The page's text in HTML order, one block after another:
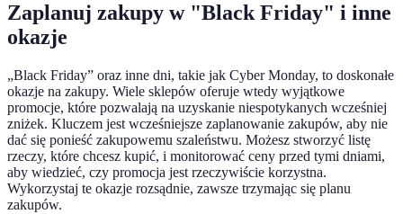
Zaplanuj zakupy w "Black Friday" i inne
okazje
„Black Friday” oraz inne dni, takie jak Cyber Monday, to doskonałe
okazje na zakupy. Wiele sklepów oferuje wtedy wyjątkowe
promocje, które pozwalają na uzyskanie niespotykanych wcześniej
zniżek. Kluczem jest wcześniejsze zaplanowanie zakupów, aby nie
dać się ponieść zakupowemu szaleństwu. Możesz stworzyć listę
rzeczy, które chcesz kupić, i monitorować ceny przed tymi dniami,
aby wiedzieć, czy promocja jest rzeczywiście korzystna.
Wykorzystaj te okazje rozsądnie, zawsze trzymając się planu
zakupów.